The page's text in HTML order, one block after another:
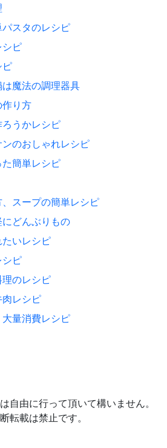
スタのレシピ
ピ
ピ
魔法の調理器具
り方
うかレシピ
のおしゃれレシピ
簡単レシピ
スープの簡単レシピ
どんぶりもの
いレシピ
シピ
のレシピ
レシピ
量消費レシピ
自由に行って頂いて構いません。
転載は禁止です。